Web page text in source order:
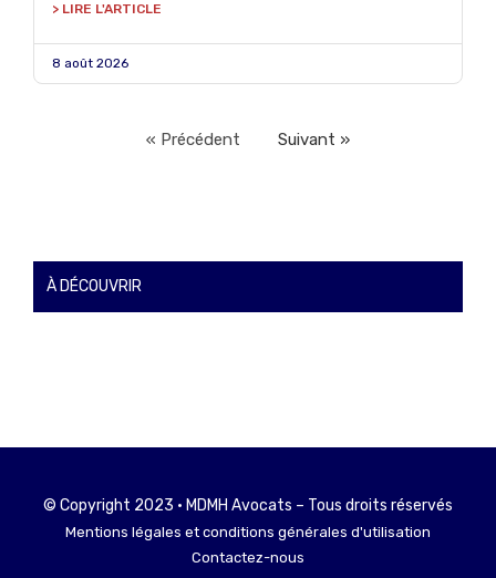
> LIRE L'ARTICLE
8 août 2026
« Précédent Suivant »
À DÉCOUVRIR
© Copyright 2023 • MDMH Avocats – Tous droits réservés
Mentions légales et conditions générales d'utilisation
Contactez-nous